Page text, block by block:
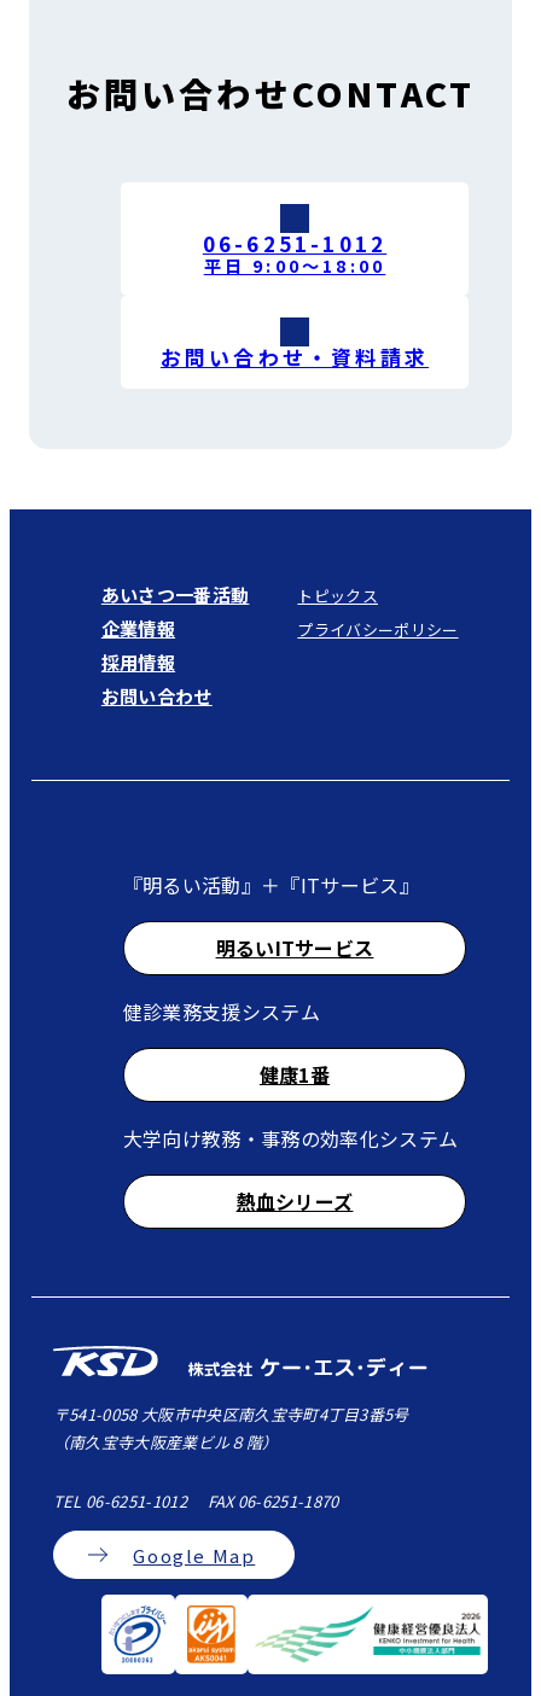
お問い合わせCONTACT
06-6251-1012
平日 9:00〜18:00
お問い合わせ・資料請求
あいさつ一番活動
企業情報
採用情報
お問い合わせ
トピックス
プライバシーポリシー
『明るい活動』＋『ITサービス』
明るいITサービス
健診業務支援システム
健康1番
大学向け教務・事務の効率化システム
熱血シリーズ
〒541-0058 大阪市中央区南久宝寺町4丁目3番5号
（南久宝寺大阪産業ビル８階）
TEL 06-6251-1012 FAX 06-6251-1870
Google Map